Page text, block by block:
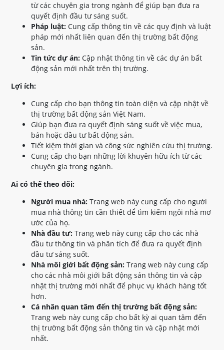
từ các chuyên gia trong ngành để giúp bạn đưa ra
quyết định đầu tư sáng suốt.
Pháp luật: Cung cấp thông tin về các quy định và luật
pháp mới nhất liên quan đến thị trường bất động
sản.
Tin tức dự án: Cập nhật thông tin về các dự án bất
động sản mới nhất trên thị trường.
Lợi ích:
Cung cấp cho bạn thông tin toàn diện và cập nhật về
thị trường bất động sản Việt Nam.
Giúp bạn đưa ra quyết định sáng suốt về việc mua,
bán hoặc đầu tư bất động sản.
Tiết kiệm thời gian và công sức nghiên cứu thị trường.
Cung cấp cho bạn những lời khuyên hữu ích từ các
chuyên gia trong ngành.
Ai có thể theo dõi:
Người mua nhà: Trang web này cung cấp cho người
mua nhà thông tin cần thiết để tìm kiếm ngôi nhà mơ
ước của họ.
Nhà đầu tư: Trang web này cung cấp cho các nhà
đầu tư thông tin và phân tích để đưa ra quyết định
đầu tư sáng suốt.
Nhà môi giới bất động sản: Trang web này cung cấp
cho các nhà môi giới bất động sản thông tin và cập
nhật thị trường mới nhất để phục vụ khách hàng tốt
hơn.
Cá nhân quan tâm đến thị trường bất động sản:
Trang web này cung cấp cho bất kỳ ai quan tâm đến
thị trường bất động sản thông tin và cập nhật mới
nhất.